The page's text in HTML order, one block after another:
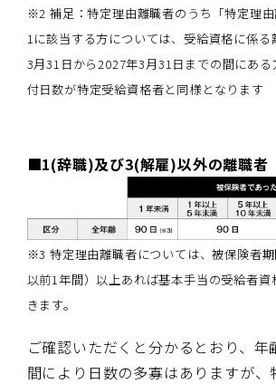
※2 補足：特定理由離職者のうち「特定理
1に該当する方については、受給資格に係
3月31日から2027年3月31日までの間にあ
付日数が特定受給資格者と同様となります
■1(辞職)及び3(解雇)以外の離職者
※3 特定理由離職者については、被保険者
以前1年間）以上あれば基本手当の受給者資
きます。
ご確認いただくと分かるとおり、年
間により日数の多寡はありますが、